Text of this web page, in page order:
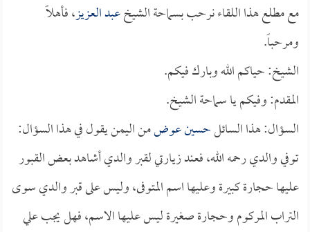
مع مطلع هذا اللقاء نرحب بسماحة الشيخعبد العزيز، فأهلاً
ومرحباً.
الشيخ: حياكم الله وبارك فيكم.
المقدم: وفيكم يا سماحة الشيخ.
السؤال: هذا السائلحسين عوضمن اليمن يقول في هذا السؤال:
توفي والدي رحمه الله، فعند زيارتي لقبر والدي أشاهد بعض القبور
عليها حجارة كبيرة وعليها اسم المتوفى، وليس على قبر والدي سوى
التراب المركوم وحجارة صغيرة ليس عليها الاسم، فهل يجب علي